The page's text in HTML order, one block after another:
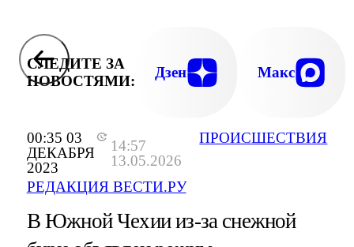
00:35 03
ДЕКАБРЯ
2023
14:57
13.05.2026
РЕДАКЦИЯ ВЕСТИ.РУ
ПРОИСШЕСТВИЯ
СЛЕДИТЕ ЗА
НОВОСТЯМИ:
Дзен Макс
В Южной Чехии из-за снежной